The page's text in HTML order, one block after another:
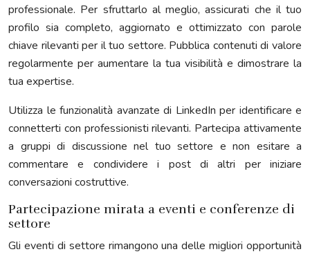
professionale. Per sfruttarlo al meglio, assicurati che il tuo
profilo sia completo, aggiornato e ottimizzato con parole
chiave rilevanti per il tuo settore. Pubblica contenuti di valore
regolarmente per aumentare la tua visibilità e dimostrare la
tua expertise.
Utilizza le funzionalità avanzate di LinkedIn per identificare e
connetterti con professionisti rilevanti. Partecipa attivamente
a gruppi di discussione nel tuo settore e non esitare a
commentare e condividere i post di altri per iniziare
conversazioni costruttive.
Partecipazione mirata a eventi e conferenze di
settore
Gli eventi di settore rimangono una delle migliori opportunità